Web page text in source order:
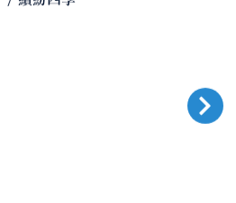
/ 繽紛四季